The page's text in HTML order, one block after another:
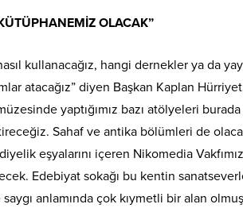
OLACAK”
kullanacağız, hangi dernekler ya da
atacağız” diyen Başkan Kaplan
yaptığımız bazı atölyeleri
Sahaf ve antika bölümleri de
eşyalarını içeren Nikomedia
Edebiyat sokağı bu kentin
anlamında çok kıymetli bir alan